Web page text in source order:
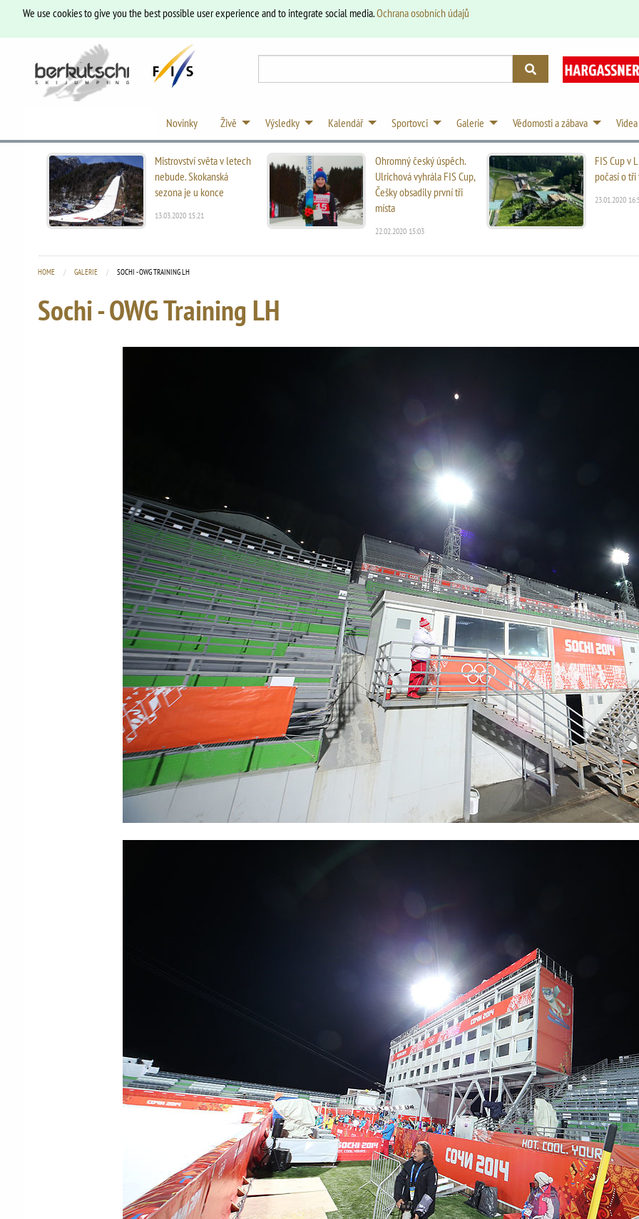
We use cookies to give you the best possible user experience and to integrate social media.Ochrana osobních údajů
Novinky Živě Výsledky Kalendář Sportovci Galerie Vědomosti a zábava Videa
Mistrovství světa v letech
nebude. Skokanská
sezona je u konce
13.03.2020 15:21
Ohromný český úspěch.
Ulrichová vyhrála FIS Cup,
Češky obsadily první tři
místa
22.02.2020 15:03
FIS Cup v
počasí o
23.01.2020
HOME GALERIE CURRENT:
SOCHI - OWG TRAINING LH
Sochi - OWG Training LH